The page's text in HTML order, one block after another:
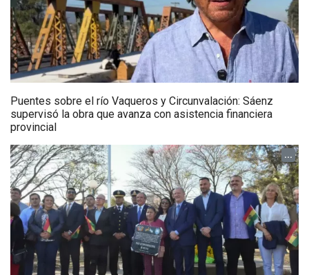
Puentes sobre el río Vaqueros y Circunvalación: Sáenz
supervisó la obra que avanza con asistencia financiera
provincial
...